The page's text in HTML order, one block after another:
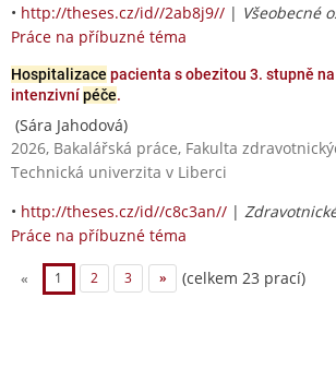
• http://theses.cz/id//2ab8j9// | Všeobecné
Práce na příbuzné téma
Hospitalizace pacienta s obezitou 3. stupně
intenzivnípéče.
(Sára Jahodová)
2026, Bakalářská práce, Fakulta
Technická univerzita v Liberci
• http://theses.cz/id//c8c3an// |
Práce na příbuzné téma
« 1 2 3 » (celkem 23 prací)